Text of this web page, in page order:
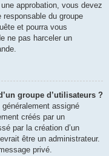
approbation, vous devez
du groupe
et pourra vous
ne pas harceler un
groupe d’utilisateurs ?
généralement assigné
créés par un
par la création d’un
être un administrateur.
privé.